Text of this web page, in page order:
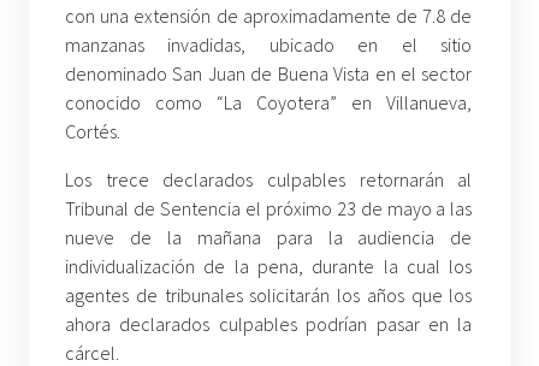
con una extensión de aproximadamente de 7.8 de
manzanas invadidas, ubicado en el sitio
denominado San Juan de Buena Vista en el sector
conocido como “La Coyotera” en Villanueva,
Cortés.
Los trece declarados culpables retornarán al
Tribunal de Sentencia el próximo 23 de mayo a las
nueve de la mañana para la audiencia de
individualización de la pena, durante la cual los
agentes de tribunales solicitarán los años que los
ahora declarados culpables podrían pasar en la
cárcel.